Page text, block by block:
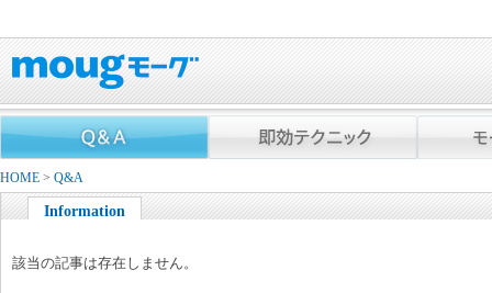
HOME > Q&A
Information
該当の記事は存在しません。